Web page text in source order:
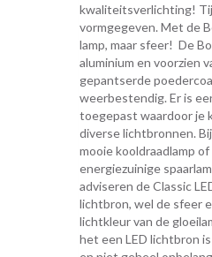
kwaliteitsverlichting!
vormgegeven. Met de
lamp, maar sfeer! De
aluminium en voorzien
gepantserde
weerbestendig. Er is
toegepast waardoor je
diverse lichtbronnen.
mooie kooldraadlamp
energiezuinige
adviseren de Classic
lichtbron, wel de sfeer
lichtkleur van de
het een LED lichtbron